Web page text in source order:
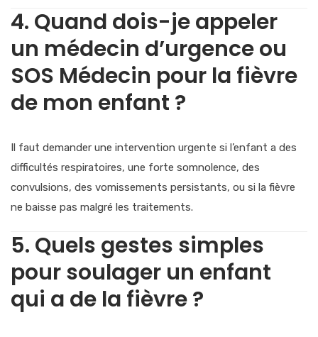
4. Quand dois-je appeler
un médecin d’urgence ou
SOS Médecin pour la fièvre
de mon enfant ?
Il faut demander une intervention urgente si l’enfant a des
difficultés respiratoires, une forte somnolence, des
convulsions, des vomissements persistants, ou si la fièvre
ne baisse pas malgré les traitements.
5. Quels gestes simples
pour soulager un enfant
qui a de la fièvre ?